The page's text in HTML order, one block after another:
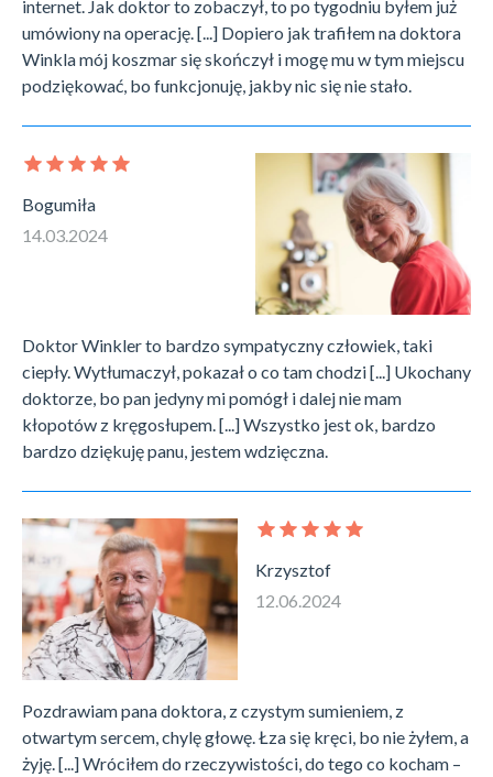
internet. Jak doktor to zobaczył, to po tygodniu byłem już
umówiony na operację. [...] Dopiero jak trafiłem na doktora
Winkla mój koszmar się skończył i mogę mu w tym miejscu
podziękować, bo funkcjonuję, jakby nic się nie stało.
Bogumiła
14.03.2024
Doktor Winkler to bardzo sympatyczny człowiek, taki
ciepły. Wytłumaczył, pokazał o co tam chodzi [...] Ukochany
doktorze, bo pan jedyny mi pomógł i dalej nie mam
kłopotów z kręgosłupem. [...] Wszystko jest ok, bardzo
bardzo dziękuję panu, jestem wdzięczna.
Krzysztof
12.06.2024
Pozdrawiam pana doktora, z czystym sumieniem, z
otwartym sercem, chylę głowę. Łza się kręci, bo nie żyłem, a
żyję. [...] Wróciłem do rzeczywistości, do tego co kocham –